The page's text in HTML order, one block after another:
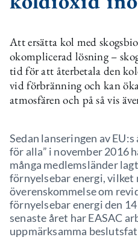
Att ersätta kol med
okomplicerad lösning –
tid för att återbetala den
vid förbränning och kan
atmosfären och på så vis
Sedan lanseringen av
för alla” i november 2016
många medlemsländer
förnyelsebar energi,
överenskommelse om
förnyelsebar energi den
senaste året har EASAC
uppmärksamma